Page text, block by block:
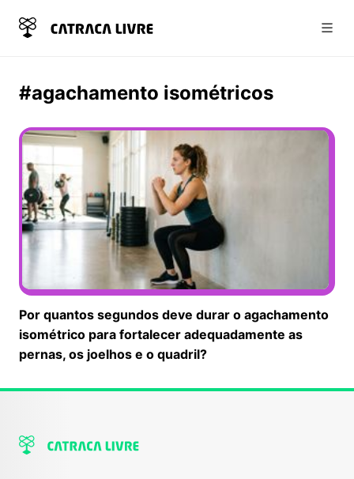
#agachamento isométricos
Por quantos segundos deve durar o agachamento
isométrico para fortalecer adequadamente as
pernas, os joelhos e o quadril?